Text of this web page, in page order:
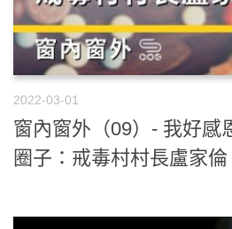
2022-03-01
窗內窗外（09）- 我好感
圈子：戒毒村村長盧家倫